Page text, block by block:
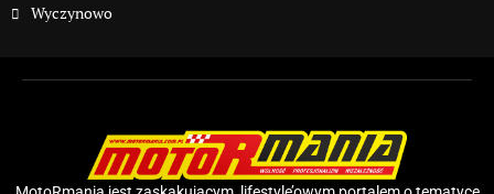
Wyczynowo